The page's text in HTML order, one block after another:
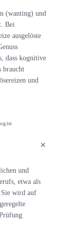
(wanting) und
Bei
ausgelöste
dass kognitive
braucht
und
und
etwa als
Sie wird auf